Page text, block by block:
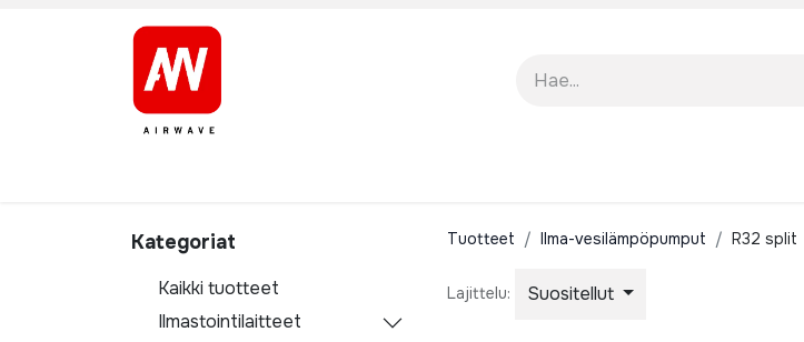
Kategoriat
Kaikki tuotteet
Ilmastointilaitteet
Tuotteet Ilma-vesilämpöpumput R32 split
Lajittelu: Suositellut